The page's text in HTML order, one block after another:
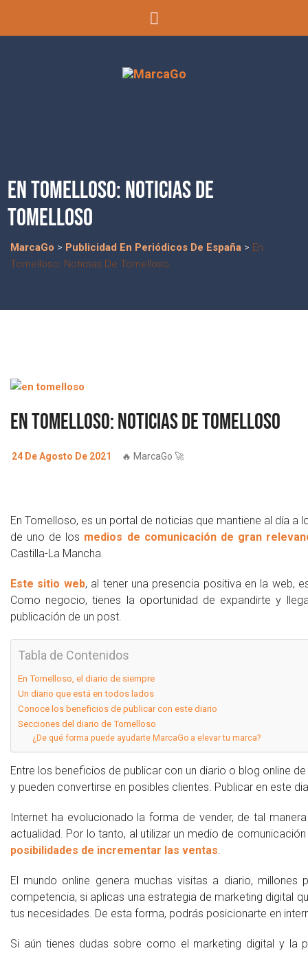
EN TOMELLOSO: NOTICIAS DE
TOMELLOSO
MarcaGo > Publicidad En Periódicos De España > En
Tomelloso: Noticias De Tomelloso
En Tomelloso: Noticias de Tomelloso
24 De Agosto De 2021 🔥 MarcaGo 🚀
En Tomelloso, es un portal de noticias que mantiene al día
de uno de los medios de comunicación de gran
Castilla-La Mancha.
Este sitio web, al tener una presencia positiva en la web,
Como negocio, tienes la oportunidad de expandirte y
publicación de un post.
Tabla de Contenidos
En Tomelloso, el diario de siempre
Un diario que está en todos lados
Conoce los beneficios de publicar con este diario
Secciones del diario de Tomelloso
¿De qué forma puede ayudarte MarcaGo a elevar tu marca?
Entre los beneficios de publicar con un diario o blog online
y pueden convertirse en posibles clientes. Publicar en este
Internet ha evolucionado la forma de vender, de tal
actualidad. Por lo tanto, al utilizar un medio de
posibilidades de incrementar las ventas.
El mundo online genera muchas visitas a diario,
competencia, si aplicas una estrategia de marketing digital
tus necesidades. De esta forma, podrás posicionarte en
Si aún tienes dudas sobre como el marketing digital y la